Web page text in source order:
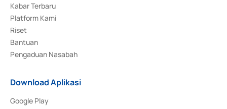
Kabar Terbaru
Platform Kami
Riset
Bantuan
Pengaduan Nasabah
Download Aplikasi
Google Play